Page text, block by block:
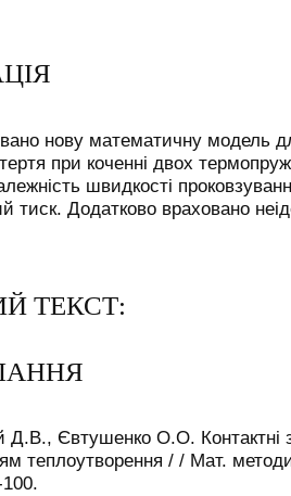
нову математичну модель
при коченні двох
швидкості
тиск. Додатково враховано
ТЕКСТ:
Д.В., Євтушенко О.О. Контактні
теплоутворення / / Мат.